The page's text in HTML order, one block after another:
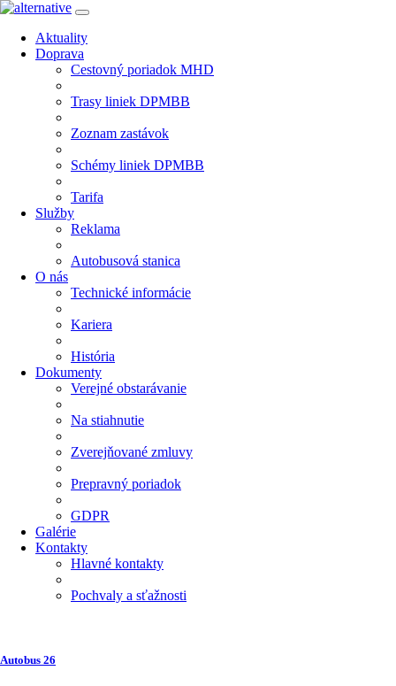
Aktuality
Doprava
Cestovný poriadok MHD
Trasy liniek DPMBB
Zoznam zastávok
Schémy liniek DPMBB
Tarifa
Služby
Reklama
Autobusová stanica
O nás
Technické informácie
Kariera
História
Dokumenty
Verejné obstarávanie
Na stiahnutie
Zverejňované zmluvy
Prepravný poriadok
GDPR
Galérie
Kontakty
Hlavné kontakty
Pochvaly a sťažnosti
Autobus 26